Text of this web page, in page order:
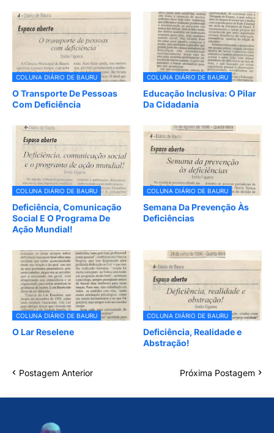
COLUNA DIÁRIO DE BAURU
O Transporte De Pessoas
Com Deficiência
COLUNA DIÁRIO DE BAURU
Educação Inclusiva: O Pilar
Da Cidadania
COLUNA DIÁRIO DE BAURU
Deficiência, Comunicação
Social E O Programa De
Ação Mundial!
COLUNA DIÁRIO DE BAURU
Semana Da Prevenção Às
Deficiências
COLUNA DIÁRIO DE BAURU
O Lar Reselene
COLUNA DIÁRIO DE BAURU
Deficiência, Realidade e
Abstração!
Postagem Anterior Próxima Postagem